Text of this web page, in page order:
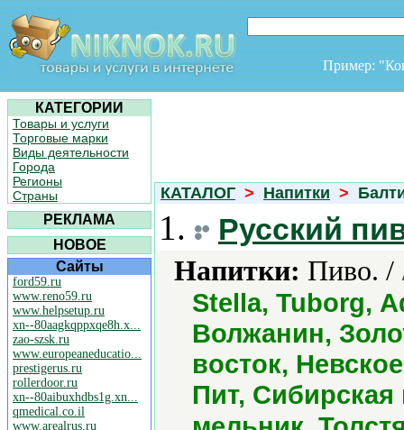
Пример:
КАТЕГОРИИ
Товары и услуги
Торговые марки
Виды деятельности
Города
Регионы
Страны
РЕКЛАМА
НОВОЕ
Сайты
ford59.ru
www.reno59.ru
www.helpsetup.ru
xn--80aagkqppxqe8h.x...
zao-szsk.ru
www.europeaneducatio...
prestigerus.ru
rollerdoor.ru
xn--80aibuxhdbs1g.xn...
qmedical.co.il
www.arealrus.ru
КАТАЛОГ > Напитки >
1. Русский
Напитки: Пиво. /
Stella, Tuborg,
Волжанин,
восток,
Пит,